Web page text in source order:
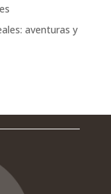
aventuras y